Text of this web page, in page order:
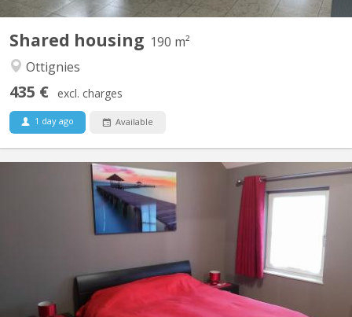
Shared housing 190 m²
Ottignies
435 € excl. charges
1 day ago Available
KV 1330
Régent en éducation physique loue chambre(lit double) dans une
belle villa pour UNIQUEMENT étudiant(e), stagiaire sérieux(se) et
soigneux(se). Salle de douche privatisée, TV, Wi-fi, fitness, grand
jardin, bureau, Lave linge, parking privé. Endroit calme, idéal pour
étudier. A 8 min...